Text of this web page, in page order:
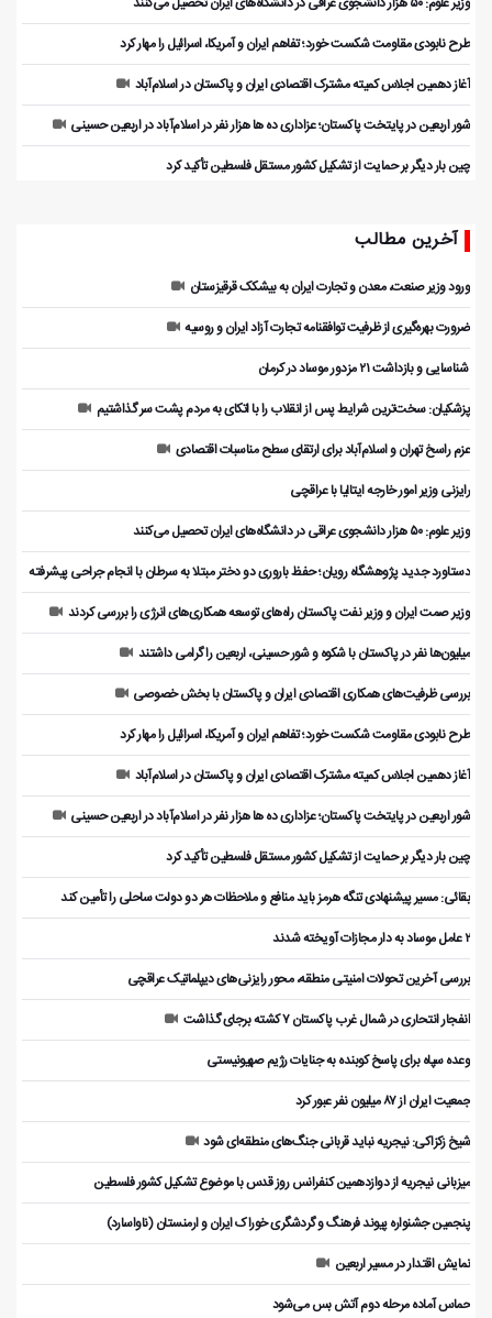
طرح نابودی مقاومت شکست خورد؛ تفاهم ایران و آمریکا، اسرائیل را مهار کرد
آغاز دهمین اجلاس کمیته مشترک اقتصادی ایران و پاکستان در اسلام‌آباد
شور اربعین در پایتخت پاکستان؛ عزاداری ده ها هزار نفر در اسلام‌آباد در اربعین حسینی
چین بار دیگر بر حمایت از تشکیل کشور مستقل فلسطین تأکید کرد
آخرین مطالب
ورود وزیر صنعت، معدن و تجارت ایران به بیشکک قرقیزستان
ضرورت بهره‌گیری از ظرفیت توافقنامه تجارت آزاد ایران و روسیه
️ شناسایی و بازداشت ۲۱ مزدور موساد در کرمان
پزشکیان: سخت‌ترین شرایط پس از انقلاب را با اتکای به مردم پشت سر گذاشتیم
عزم راسخ تهران و اسلام‌آباد برای ارتقای سطح مناسبات اقتصادی
رایزنی وزیر امور خارجه ایتالیا با عراقچی
وزیر علوم: ۵۰ هزار دانشجوی عراقی در دانشگاه‌های ایران تحصیل می‌کنند
دستاورد جدید پژوهشگاه رویان؛ حفظ باروری دو دختر مبتلا به سرطان با انجام جراحی پیشرفته
وزیر صمت ایران و وزیر نفت پاکستان راه‌های توسعه همکاری‌های انرژی را بررسی کردند
میلیون‌ها نفر در پاکستان با شکوه و شور حسینی، اربعین را گرامی داشتند
بررسی ظرفیت‌های همکاری اقتصادی ایران و پاکستان با بخش خصوصی
طرح نابودی مقاومت شکست خورد؛ تفاهم ایران و آمریکا، اسرائیل را مهار کرد
آغاز دهمین اجلاس کمیته مشترک اقتصادی ایران و پاکستان در اسلام‌آباد
شور اربعین در پایتخت پاکستان؛ عزاداری ده ها هزار نفر در اسلام‌آباد در اربعین حسینی
چین بار دیگر بر حمایت از تشکیل کشور مستقل فلسطین تأکید کرد
بقائی: مسیر پیشنهادی تنگه هرمز باید منافع و ملاحظات هر دو دولت ساحلی را تأمین کند
۲ عامل موساد به دار مجازات آویخته شدند
بررسی آخرین تحولات امنیتی منطقه، محور رایزنی‌های دیپلماتیک عراقچی
انفجار انتحاری در شمال غرب پاکستان ۷ کشته برجای گذاشت
وعده سپاه برای پاسخ کوبنده به جنایات رژیم صهیونیستی
جمعیت ایران از ۸۷ میلیون نفر عبور کرد
شیخ زکزاکی: نیجریه نباید قربانی جنگ‌های منطقه‌ای شود
میزبانی نیجریه از دوازدهمین کنفرانس روز قدس با موضوع تشکیل کشور فلسطین
پنجمین جشنواره پیوند فرهنگ و گردشگر‌ی خوراک ایران و ارمنستان (ناواسارد)
نمایش اقتدار در مسیر اربعین
حماس آماده مرحله دوم آتش بس می‌شود